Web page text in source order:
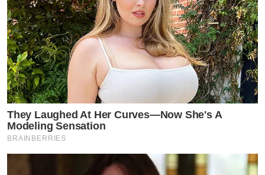
They Laughed At Her Curves—Now She's A
Modeling Sensation
BRAINBERRIES